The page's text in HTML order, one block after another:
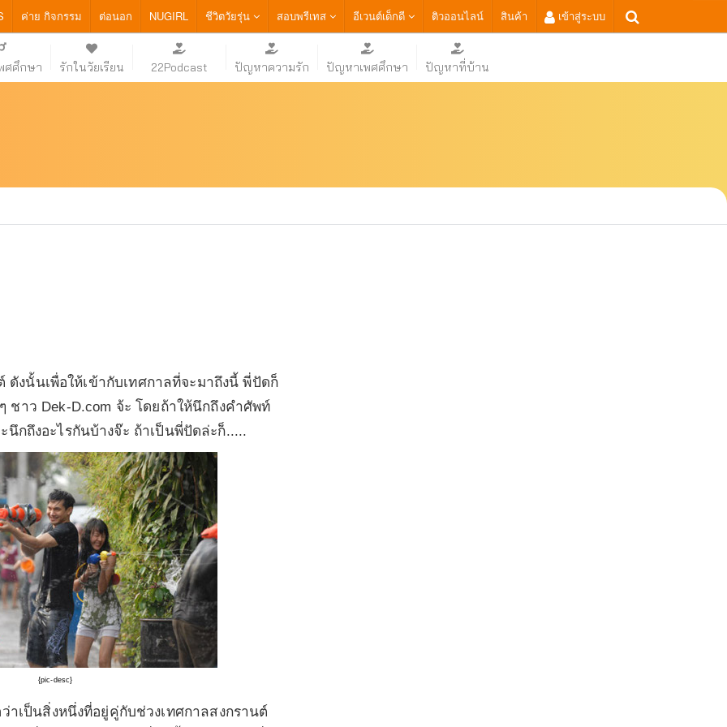
ค่าย กิจกรรม ต่อนอก NUGIRL ชีวิตวัยรุ่น สอบพรีเทส อีเวนต์เด็กดี ติวออนไลน์ สินค้า เข้าสู่ระบบ
ศศึกษา รักในวัยเรียน 22Podcast ปัญหาความรัก ปัญหาเพศศึกษา ปัญหาที่บ้าน
ดังนั้นเพื่อให้เข้ากับเทศกาลที่จะมาถึงนี้ พี่ปัดก็
ชาว Dek-D.com จ้ะ โดยถ้าให้นึกถึงคำศัพท์
นึกถึงอะไรกันบ้างจ๊ะ ถ้าเป็นพี่ปัดล่ะก็.....
{pic-desc}
าเป็นสิ่งหนึ่งที่อยู่คู่กับช่วงเทศกาลสงกรานต์